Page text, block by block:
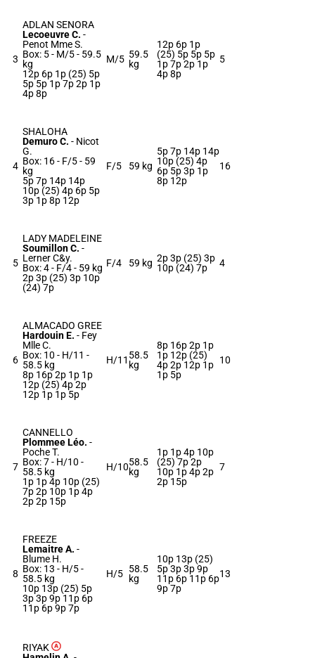
3
ADLAN SENORA
Lecoeuvre C. -
Penot Mme S.
Box: 5 - M/5 - 59.5
kg
12p 6p 1p (25) 5p
5p 5p 1p 7p 2p 1p
4p 8p
M/5 59.5
kg
12p 6p 1p
(25) 5p 5p 5p
1p 7p 2p 1p
4p 8p
5
4
SHALOHA
Demuro C. - Nicot
G.
Box: 16 - F/5 - 59
kg
5p 7p 14p 14p
10p (25) 4p 6p 5p
3p 1p 8p 12p
F/5 59 kg
5p 7p 14p 14p
10p (25) 4p
6p 5p 3p 1p
8p 12p
16
5
LADY MADELEINE
Soumillon C. -
Lerner C&y.
Box: 4 - F/4 - 59 kg
2p 3p (25) 3p 10p
(24) 7p
F/4 59 kg 2p 3p (25) 3p
10p (24) 7p
4
6
ALMACADO GREE
Hardouin E. - Fey
Mlle C.
Box: 10 - H/11 -
58.5 kg
8p 16p 2p 1p 1p
12p (25) 4p 2p
12p 1p 1p 5p
H/11 58.5
kg
8p 16p 2p 1p
1p 12p (25)
4p 2p 12p 1p
1p 5p
10
7
CANNELLO
Plommee Léo. -
Poche T.
Box: 7 - H/10 -
58.5 kg
1p 1p 4p 10p (25)
7p 2p 10p 1p 4p
2p 2p 15p
H/1058.5
kg
1p 1p 4p 10p
(25) 7p 2p
10p 1p 4p 2p
2p 15p
7
8
FREEZE
Lemaitre A. -
Blume H.
Box: 13 - H/5 -
58.5 kg
10p 13p (25) 5p
3p 3p 9p 11p 6p
11p 6p 9p 7p
H/5 58.5
kg
10p 13p (25)
5p 3p 3p 9p
11p 6p 11p 6p
9p 7p
13
RIYAK